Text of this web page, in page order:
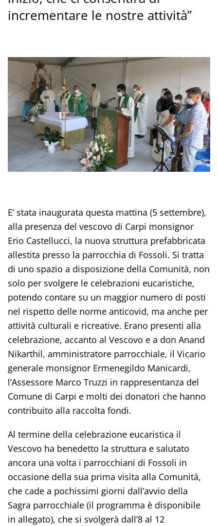
incrementare le nostre attività”
E’ stata inaugurata questa mattina (5 settembre),
alla presenza del vescovo di Carpi monsignor
Erio Castellucci, la nuova struttura prefabbricata
allestita presso la parrocchia di Fossoli. Si tratta
di uno spazio a disposizione della Comunità, non
solo per svolgere le celebrazioni eucaristiche,
potendo contare su un maggior numero di posti
nel rispetto delle norme anticovid, ma anche per
attività culturali e ricreative. Erano presenti alla
celebrazione, accanto al Vescovo e a don Anand
Nikarthil, amministratore parrocchiale, il Vicario
generale monsignor Ermenegildo Manicardi,
l’Assessore Marco Truzzi in rappresentanza del
Comune di Carpi e molti dei donatori che hanno
contribuito alla raccolta fondi.
Al termine della celebrazione eucaristica il
Vescovo ha benedetto la struttura e salutato
ancora una volta i parrocchiani di Fossoli in
occasione della sua prima visita alla Comunità,
che cade a pochissimi giorni dall’avvio della
Sagra parrocchiale (il programma è disponibile
in allegato), che si svolgerà dall’8 al 12